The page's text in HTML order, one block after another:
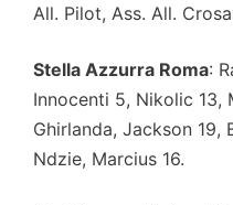
All. Pilot, Ass. All.
Stella Azzurra Roma:
Innocenti 5, Nikolic 13,
Ghirlanda, Jackson 19,
Ndzie, Marcius 16.